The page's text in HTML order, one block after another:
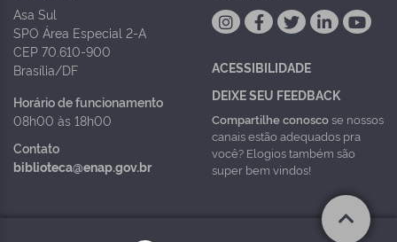
Asa Sul
SPO Área Especial 2-A
CEP 70.610-900
Brasília/DF
Horário de funcionamento
08h00 às 18h00
Contato
biblioteca@enap.gov.br
ACESSIBILIDADE
DEIXE SEU FEEDBACK
Compartilhe conoscose nossos
canais estão adequados pra
você? Elogios também são
super bem vindos!